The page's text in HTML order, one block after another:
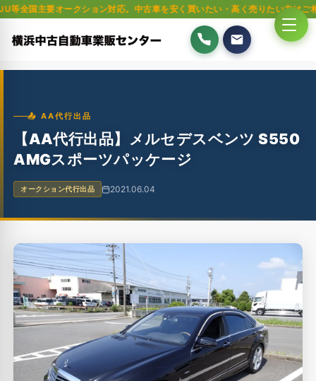
クション対応。中古車を安く買いたい・高く売りたい方はご相談ください
📤 AA代行出品
【AA代行出品】メルセデスベンツ S550
AMGスポーツパッケージ
オークション代行出品 2021.06.04